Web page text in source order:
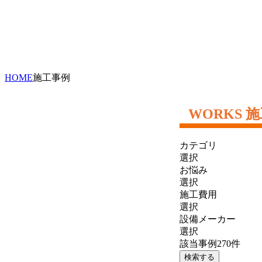
HOME施工事例
施
カテゴリ
選択
お悩み
選択
施工費用
選択
設備メーカー
選択
該当事例 270件
検索する